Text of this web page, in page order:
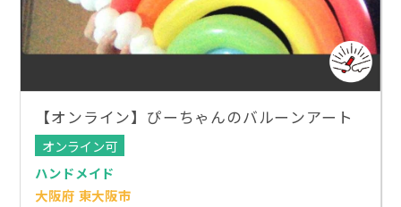
【オンライン】ぴーちゃんのバルーンアート
オンライン可
ハンドメイド
大阪府 東大阪市